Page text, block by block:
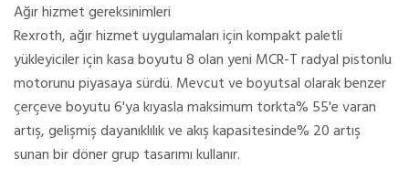
Ağır hizmet gereksinimleri
Rexroth, ağır hizmet uygulamaları için kompakt paletli
yükleyiciler için kasa boyutu 8 olan yeni MCR-T radyal pistonlu
motorunu piyasaya sürdü. Mevcut ve boyutsal olarak benzer
çerçeve boyutu 6'ya kıyasla maksimum torkta% 55'e varan
artış, gelişmiş dayanıklılık ve akış kapasitesinde% 20 artış
sunan bir döner grup tasarımı kullanır.